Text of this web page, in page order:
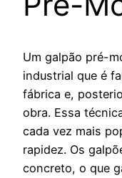
Um galpão pré-
industrial que é
fábrica e,
obra. Essa
cada vez mais
rapidez. Os
concreto, o que